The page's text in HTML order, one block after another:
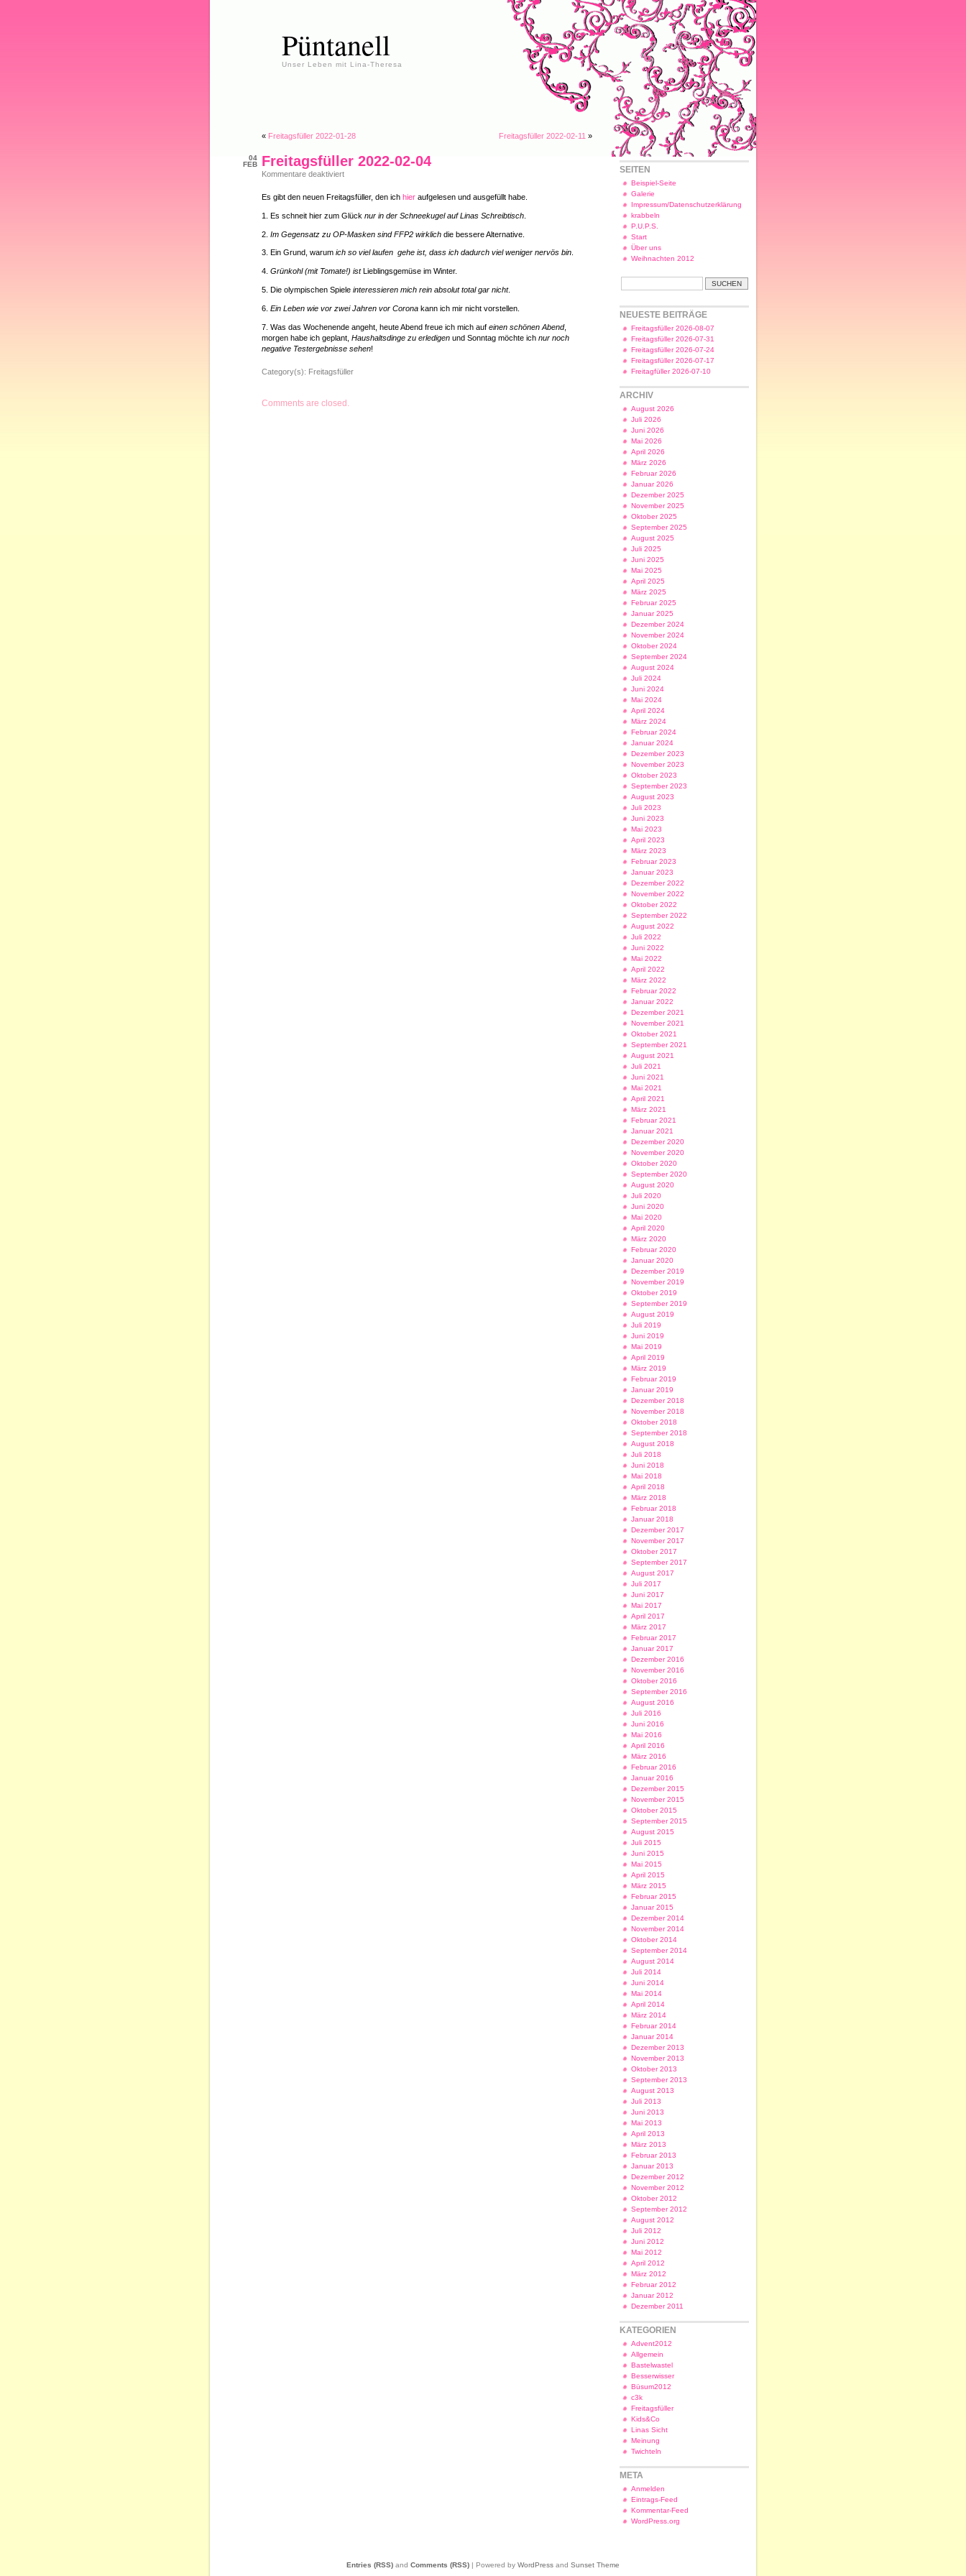
Püntanell
Unser Leben mit Lina-Theresa
« Freitagsfüller 2022-01-28 Freitagsfüller 2022-02-11 »
04
FEB
Freitagsfüller 2022-02-04
Kommentare deaktiviertfür
02-
Es gibt den neuen Freitagsfüller, den ich hier aufgelesen und ausgefüllt habe.
1. Es schneit hier zum Glück nur in der Schneekugel auf Linas Schreibtisch
2. Im Gegensatz zu OP-Masken sind FFP2 wirklich die bessere Alternative.
3. Ein Grund, warum ich so viel laufen gehe ist, dass ich dadurch viel weniger nervös bin
4. Grünkohl (mit Tomate!) istLieblingsgemüse im Winter.
5. Die olympischen Spiele interessieren mich rein absolut total gar nicht.
6. Ein Leben wie vor zwei Jahren vor Corona kann ich mir nicht vorstellen.
7. Was das Wochenende angeht, heute Abend freue ich mich auf einen schönen Abend,
morgen habe ich geplant, Haushaltsdinge zu erledigen und Sonntag möchte ich nur noch
negative Testergebnisse sehen!
Category(s): Freitagsfüller
Comments are closed.
SEITEN
Beispiel-Seite
Galerie
Impressum/Datenschutzerklärung
krabbeln
P.U.P.S.
Start
Über uns
Weihnachten 2012
NEUESTE BEITRÄGE
Freitagsfüller 2026-08-07
Freitagsfüller 2026-07-31
Freitagsfüller 2026-07-24
Freitagsfüller 2026-07-17
Freitagfüller 2026-07-10
ARCHIV
August 2026
Juli 2026
Juni 2026
Mai 2026
April 2026
März 2026
Februar 2026
Januar 2026
Dezember 2025
November 2025
Oktober 2025
September 2025
August 2025
Juli 2025
Juni 2025
Mai 2025
April 2025
März 2025
Februar 2025
Januar 2025
Dezember 2024
November 2024
Oktober 2024
September 2024
August 2024
Juli 2024
Juni 2024
Mai 2024
April 2024
März 2024
Februar 2024
Januar 2024
Dezember 2023
November 2023
Oktober 2023
September 2023
August 2023
Juli 2023
Juni 2023
Mai 2023
April 2023
März 2023
Februar 2023
Januar 2023
Dezember 2022
November 2022
Oktober 2022
September 2022
August 2022
Juli 2022
Juni 2022
Mai 2022
April 2022
März 2022
Februar 2022
Januar 2022
Dezember 2021
November 2021
Oktober 2021
September 2021
August 2021
Juli 2021
Juni 2021
Mai 2021
April 2021
März 2021
Februar 2021
Januar 2021
Dezember 2020
November 2020
Oktober 2020
September 2020
August 2020
Juli 2020
Juni 2020
Mai 2020
April 2020
März 2020
Februar 2020
Januar 2020
Dezember 2019
November 2019
Oktober 2019
September 2019
August 2019
Juli 2019
Juni 2019
Mai 2019
April 2019
März 2019
Februar 2019
Januar 2019
Dezember 2018
November 2018
Oktober 2018
September 2018
August 2018
Juli 2018
Juni 2018
Mai 2018
April 2018
März 2018
Februar 2018
Januar 2018
Dezember 2017
November 2017
Oktober 2017
September 2017
August 2017
Juli 2017
Juni 2017
Mai 2017
April 2017
März 2017
Februar 2017
Januar 2017
Dezember 2016
November 2016
Oktober 2016
September 2016
August 2016
Juli 2016
Juni 2016
Mai 2016
April 2016
März 2016
Februar 2016
Januar 2016
Dezember 2015
November 2015
Oktober 2015
September 2015
August 2015
Juli 2015
Juni 2015
Mai 2015
April 2015
März 2015
Februar 2015
Januar 2015
Dezember 2014
November 2014
Oktober 2014
September 2014
August 2014
Juli 2014
Juni 2014
Mai 2014
April 2014
März 2014
Februar 2014
Januar 2014
Dezember 2013
November 2013
Oktober 2013
September 2013
August 2013
Juli 2013
Juni 2013
Mai 2013
April 2013
März 2013
Februar 2013
Januar 2013
Dezember 2012
November 2012
Oktober 2012
September 2012
August 2012
Juli 2012
Juni 2012
Mai 2012
April 2012
März 2012
Februar 2012
Januar 2012
Dezember 2011
KATEGORIEN
Advent2012
Allgemein
Bastelwastel
Besserwisser
Büsum2012
c3k
Freitagsfüller
Kids&Co
Linas Sicht
Meinung
Twichteln
META
Anmelden
Eintrags-Feed
Kommentar-Feed
WordPress.org
Entries (RSS) and Comments (RSS) | Powered by WordPress and Sunset Theme